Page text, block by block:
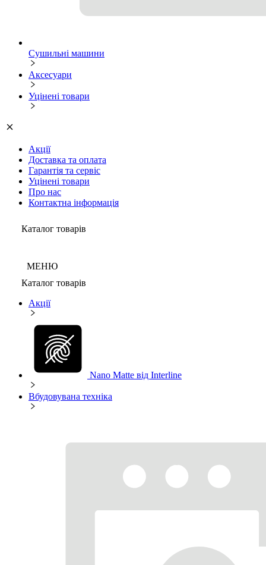
Сушильні машини
Аксесуари
Уцінені товари
Акції
Доставка та оплата
Гарантія та сервіс
Уцінені товари
Про нас
Контактна інформація
Каталог товарів
МЕНЮ
Каталог товарів
Акції
Nano Matte від Interline
Вбудовувана техніка